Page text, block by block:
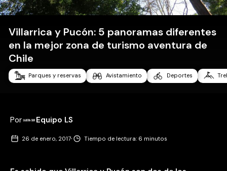
Villarrica y Pucón: 5 panoramas diferentes
en la mejor zona de turismo aventura de
Chile
Parques y reservas Avistamiento Deportes
Por Equipo LS
26 de enero, 2017· Tiempo de lectura: 6 minutos